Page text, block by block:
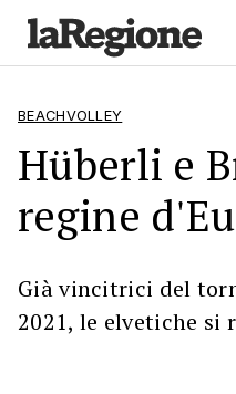
BEACHVOLLEY
Hüberli e
regine
Già vincitrici del
2021, le elvetiche si